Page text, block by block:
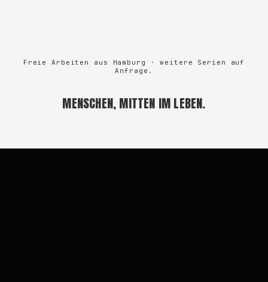
Freie Arbeiten aus Hamburg · weitere Serien auf
Anfrage.
MENSCHEN, MITTEN IM LEBEN.